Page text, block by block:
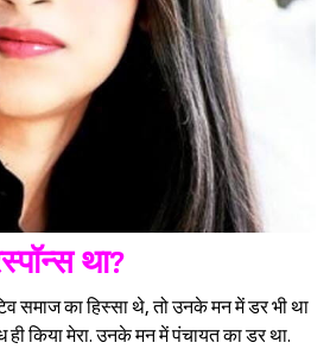
Sign in
था?
समाज का हिस्सा थे, तो उनके मन में डर भी था
ही किया मेरा. उनके मन में पंचायत का डर था.